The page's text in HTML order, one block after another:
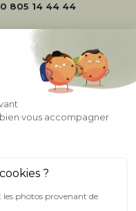
0 805 14 44 44